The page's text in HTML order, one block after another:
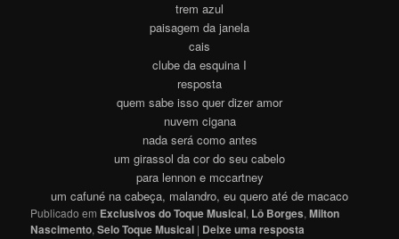
trem azul
paisagem da janela
cais
clube da esquina I
resposta
quem sabe isso quer dizer amor
nuvem cigana
nada será como antes
um girassol da cor do seu cabelo
para lennon e mccartney
um cafuné na cabeça, malandro, eu quero até de macaco
Publicado em Exclusivos do Toque Musical, Lô Borges,Milton
Nascimento,Selo Toque Musical | Deixe uma resposta